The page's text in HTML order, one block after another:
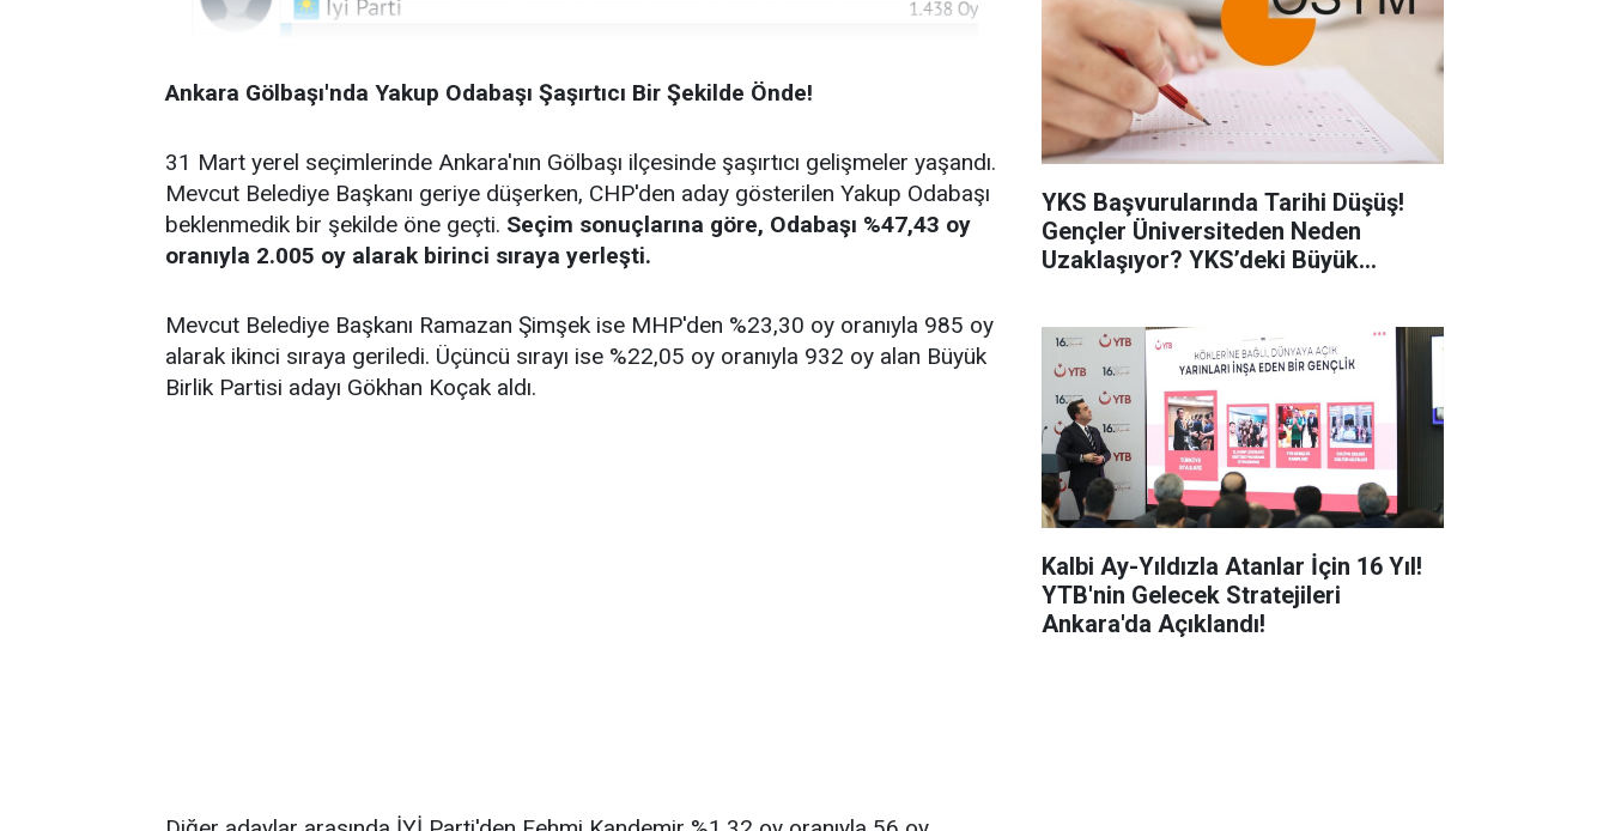
Ankara Gölbaşı'nda Yakup Odabaşı Şaşırtıcı Bir Şekilde Önde!
31 Mart yerel seçimlerinde Ankara'nın Gölbaşı ilçesinde şaşırtıcı gelişmeler yaşandı.
Mevcut Belediye Başkanı geriye düşerken, CHP'den aday gösterilen Yakup Odabaşı
beklenmedik bir şekilde öne geçti. Seçim sonuçlarına göre, Odabaşı %47,43 oy
oranıyla 2.005 oy alarak birinci sıraya yerleşti.
Mevcut Belediye Başkanı Ramazan Şimşek ise MHP'den %23,30 oy oranıyla 985 oy
alarak ikinci sıraya geriledi. Üçüncü sırayı ise %22,05 oy oranıyla 932 oy alan Büyük
Birlik Partisi adayı Gökhan Koçak aldı.
YKS Başvurularında Tarihi Düşüş!
Gençler Üniversiteden Neden
Uzaklaşıyor? YKS’deki Büyük
Kalbi Ay-Yıldızla Atanlar İçin 16 Yıl!
YTB'nin Gelecek Stratejileri
Ankara'da Açıklandı!